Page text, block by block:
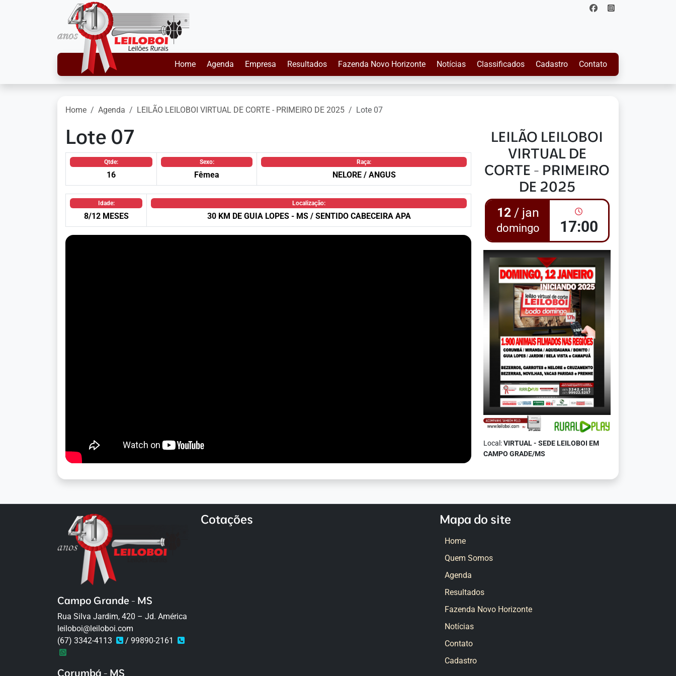
Home Agenda Empresa Resultados Fazenda Novo Horizonte Notícias Classificados Cadastro Contato
Home Agenda LEILÃO LEILOBOI VIRTUAL DE CORTE - PRIMEIRO DE 2025 Lote 07
Lote 07
Qtde:
16
Sexo:
Fêmea
Raça:
NELORE / ANGUS
Idade:
8/12 MESES
Localização:
30 KM DE GUIA LOPES - MS / SENTIDO CABECEIRA APA
LEILÃO LEILOBOI
VIRTUAL DE
CORTE - PRIMEIRO
DE 2025
12 / jan
domingo 17:00
Local:VIRTUAL - SEDE LEILOBOI EM
CAMPO GRADE/MS
Campo Grande - MS
Rua Silva Jardim, 420 – Jd. América
leiloboi@leiloboi.com
(67) 3342-4113
/ 99890-2161
Corumbá - MS
Cotações Mapa do site
Home
Quem Somos
Agenda
Resultados
Fazenda Novo Horizonte
Notícias
Contato
Cadastro